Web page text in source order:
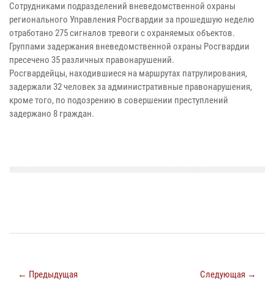
Сотрудниками подразделений вневедомственной охраны
регионального Управления Росгвардии за прошедшую неделю
отработано 275 сигналов тревоги с охраняемых объектов.
Группами задержания вневедомственной охраны Росгвардии
пресечено 35 различных правонарушений.
Росгвардейцы, находившиеся на маршрутах патрулирования,
задержали 32 человек за административные правонарушения,
кроме того, по подозрению в совершении преступлений
задержано 8 граждан.
← Предыдущая Следующая →